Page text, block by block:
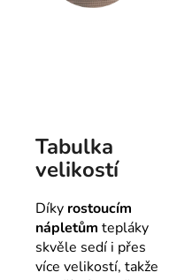
Tabulka
velikostí
Díky rostoucím
nápletům tepláky
skvěle sedí i přes
více velikostí, takže